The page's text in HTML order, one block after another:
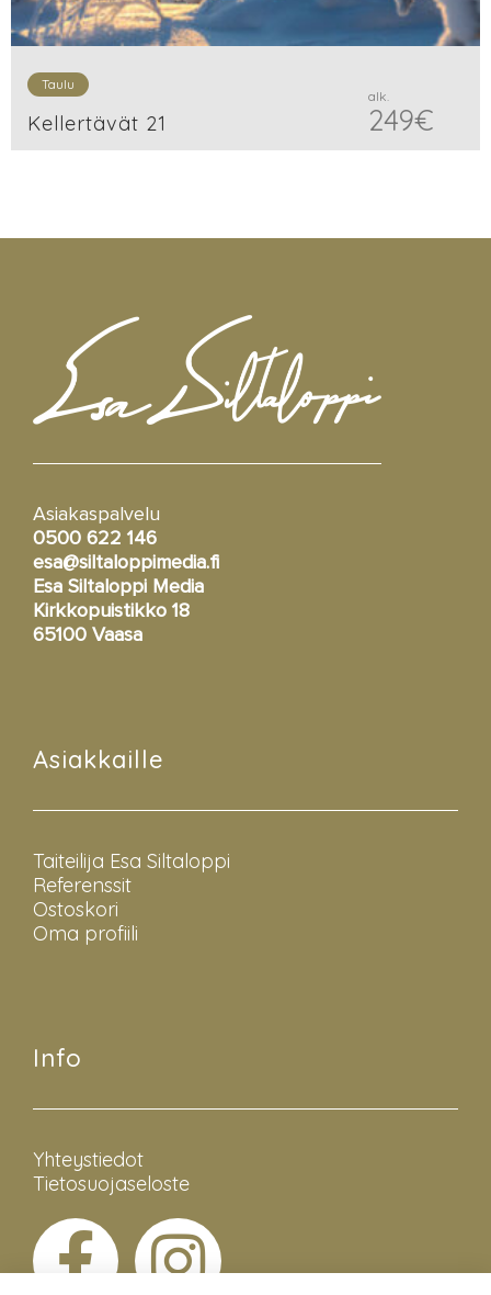
Taulu
Kellertävät 21
alk.
249€
Asiakaspalvelu
0500 622 146
esa@siltaloppimedia.fi
Esa Siltaloppi Media
Kirkkopuistikko 18
65100 Vaasa
Asiakkaille
Taiteilija Esa Siltaloppi
Referenssit
Ostoskori
Oma profiili
Info
Yhteystiedot
Tietosuojaseloste